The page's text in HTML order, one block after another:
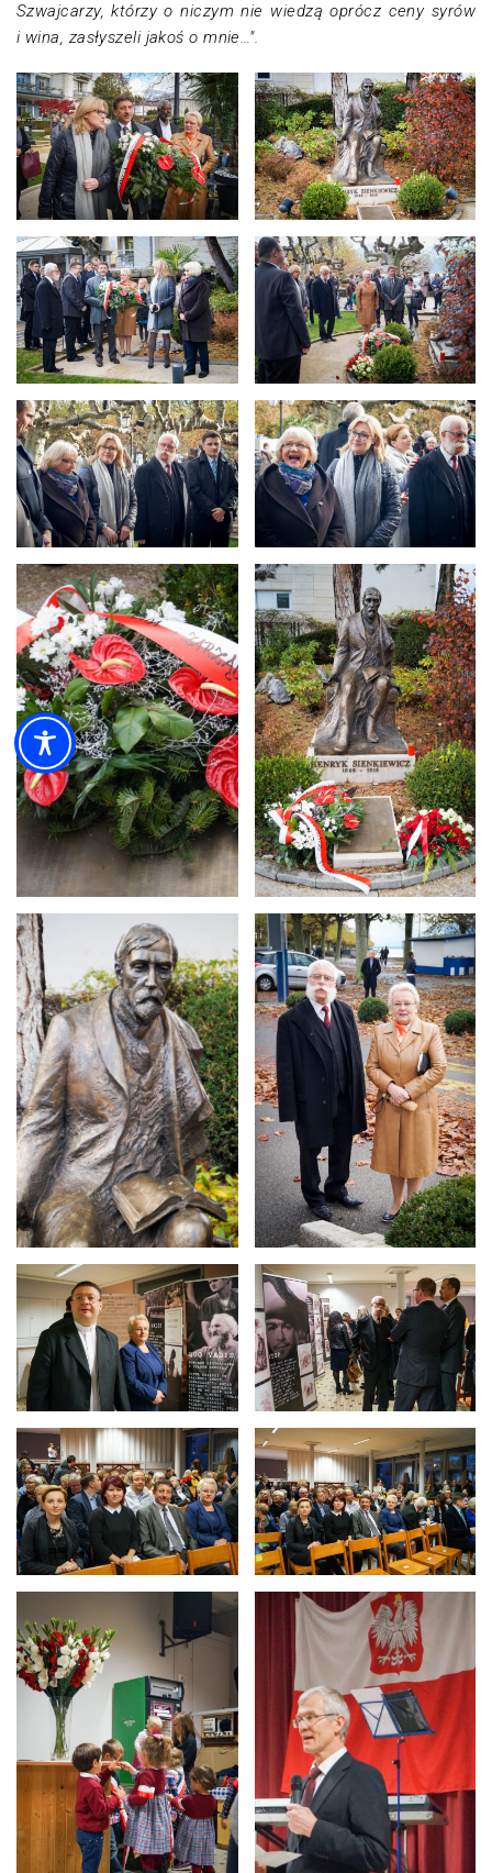
Szwajcarzy, którzy o niczym nie wiedzą oprócz ceny syrów
i wina, zasłyszeli jakoś o mnie…".